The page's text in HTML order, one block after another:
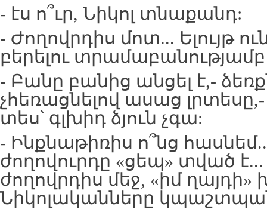
- էս ո՞ւր, Նիկոլ տնաքանդ:
- Ժողովրդիս մոտ... Ելույթ
բերելու
- Բանը բանից անցել է,-
չհեռացնելով ասաց լրտեսը,-
տես՝ գլխիդ ձյուն չգա:
- Ինքնաթիռիս ո՞նց
ժողովուրդը «ցեպ» տված է...
ժողովրդիս մեջ, «իմ ղայդի»
Նիկոլականները